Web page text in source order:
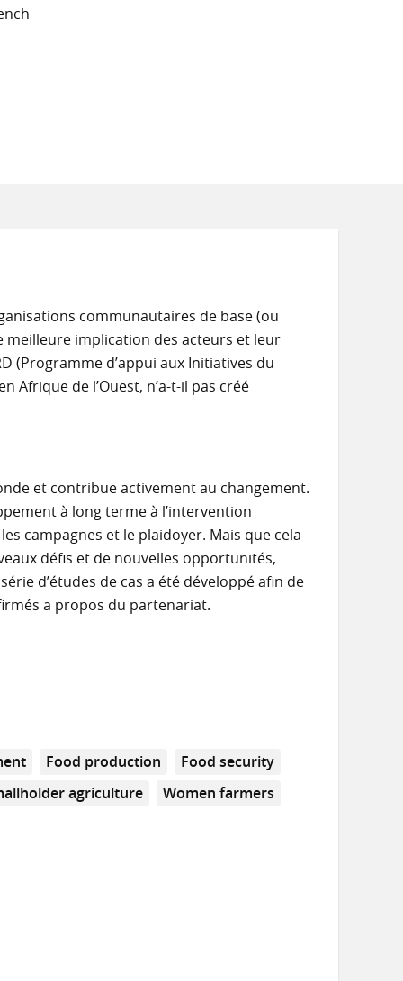
communautaires de base (ou
meilleure implication des acteurs et leur
(Programme d’appui aux Initiatives du
de l’Ouest, n’a-t-il pas créé
et contribue activement au changement.
à long terme à l’intervention
campagnes et le plaidoyer. Mais que cela
défis et de nouvelles opportunités,
d’études de cas a été développé afin de
a propos du partenariat.
Food production
Food security
agriculture Women farmers